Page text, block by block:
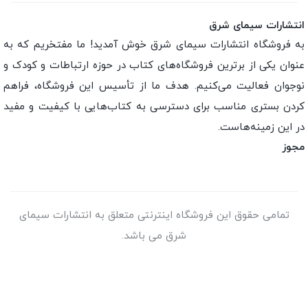
انتشارات سیمای شرق
به فروشگاه انتشارات سیمای شرق خوش آمدید! ما مفتخریم که به
عنوان یکی از برترین فروشگاه‌های کتاب در حوزه ارتباطات و کودک و
نوجوان فعالیت می‌کنیم. هدف ما از تأسیس این فروشگاه، فراهم
کردن بستری مناسب برای دسترسی به کتاب‌هایی با کیفیت و مفید
در این زمینه‌هاست.
مجوز
تمامی حقوق این فروشگاه اینترنتی متعلق به انتشارات سیمای
شرق می باشد.